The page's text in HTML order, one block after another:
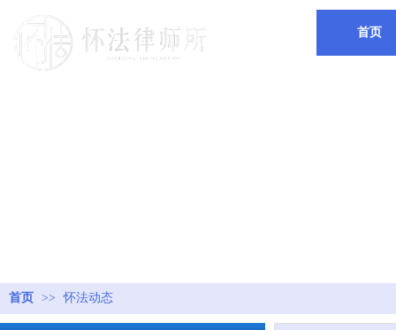
首页
首页 >> 怀法动态